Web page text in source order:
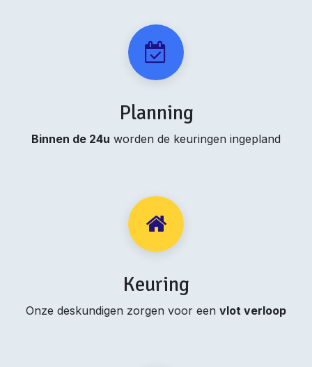
Planning
Binnen de 24u worden de keuringen ingepland
Keuring
Onze deskundigen zorgen voor een vlot verloop